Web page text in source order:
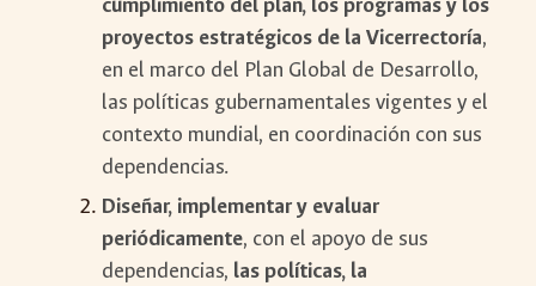
proyectos estratégicos de la Vicerrectoría,
en el marco del Plan Global de Desarrollo,
las políticas gubernamentales vigentes y el
contexto mundial, en coordinación con sus
dependencias.
Diseñar, implementar y evaluar
periódicamente, con el apoyo de sus
dependencias, las políticas, la